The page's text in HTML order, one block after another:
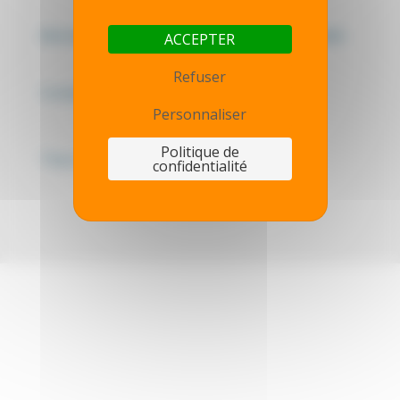
Mentions légales - Politique de confidentialité
ACCEPTER
Refuser
Personnaliser
Politique de
confidentialité